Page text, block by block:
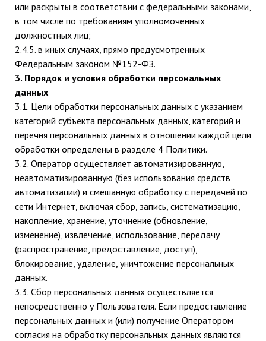
или раскрыты в соответствии с федеральными законами,
в том числе по требованиям уполномоченных
должностных лиц;
2.4.5. в иных случаях, прямо предусмотренных
Федеральным законом №152-ФЗ.
3. Порядок и условия обработки персональных
данных
3.1. Цели обработки персональных данных с указанием
категорий субъекта персональных данных, категорий и
перечня персональных данных в отношении каждой цели
обработки определены в разделе 4 Политики.
3.2. Оператор осуществляет автоматизированную,
неавтоматизированную (без использования средств
автоматизации) и смешанную обработку с передачей по
сети Интернет, включая сбор, запись, систематизацию,
накопление, хранение, уточнение (обновление,
изменение), извлечение, использование, передачу
(распространение, предоставление, доступ),
блокирование, удаление, уничтожение персональных
данных.
3.3. Сбор персональных данных осуществляется
непосредственно у Пользователя. Если предоставление
персональных данных и (или) получение Оператором
согласия на обработку персональных данных являются